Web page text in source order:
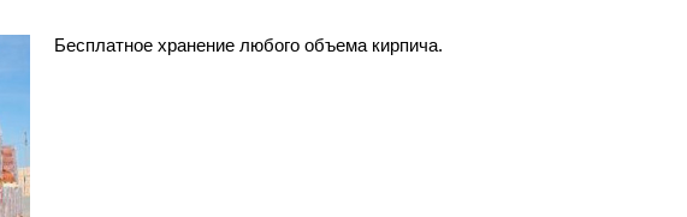
Бесплатное хранение любого объема кирпича.